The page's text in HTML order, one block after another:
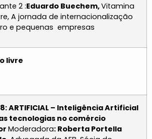
2 :Eduardo Buechem,Vitamina
A jornada de internacionalização
e pequenas empresas
livre
ARTIFICIAL – Inteligência Artificial
tecnologias no comércio
Moderadora: Roberta Portella